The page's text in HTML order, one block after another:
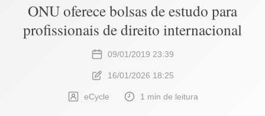
ONU oferece bolsas de estudo para
profissionais de direito internacional
09/01/2019 23:39
16/01/2026 18:25
eCycle 1 min de leitura